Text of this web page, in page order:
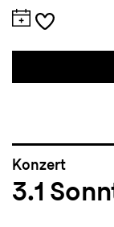
Konzert
3.1